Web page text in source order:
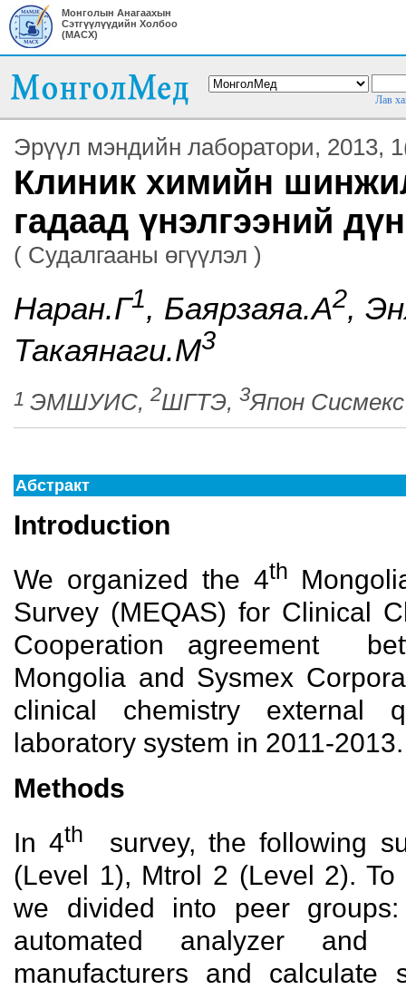
Монголын Анагаахын
Сэтгүүлүүдийн Холбоо
(МАСХ)
Лав
Эрүүл мэндийн лаборатори, 2013,
Клиник химийн
гадаад үнэлгээний дүн
( Судалгааны өгүүлэл )
Наран.Г1, Баярзаяа.А2,
Такаянаги.М3
1 ЭМШУИС, 2ШГТЭ, 3Япон
Абстракт
Introduction
We organized the 4th
Survey (MEQAS) for Clinical
Cooperation agreement
Mongolia and Sysmex
clinical chemistry external
laboratory system in 2011-2013.
Methods
In 4th
survey, the following
(Level 1), Mtrol 2 (Level 2).
we divided into peer
automated analyzer
manufacturers and calculate